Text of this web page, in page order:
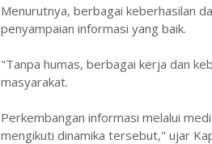
Menurutnya, berbagai keberhasilan
penyampaian informasi yang baik.
"Tanpa humas, berbagai kerja dan
masyarakat.
Perkembangan informasi melalui
mengikuti dinamika tersebut," ujar